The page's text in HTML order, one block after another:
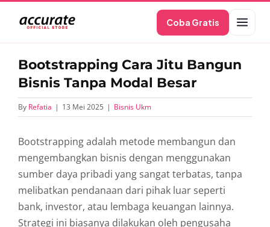
content
Coba Gratis
Bootstrapping Cara Jitu Bangun
Bisnis Tanpa Modal Besar
By Refatia | 13 Mei 2025 | Bisnis Ukm
Bootstrappingadalah metode membangun dan
mengembangkan bisnis dengan menggunakan
sumber daya pribadi yang sangatterbatas, tanpa
melibatkan pendanaan dari pihak luar seperti
bank, investor, atau lembaga keuangan lainnya.
Strategi ini biasanya dilakukan oleh pengusaha